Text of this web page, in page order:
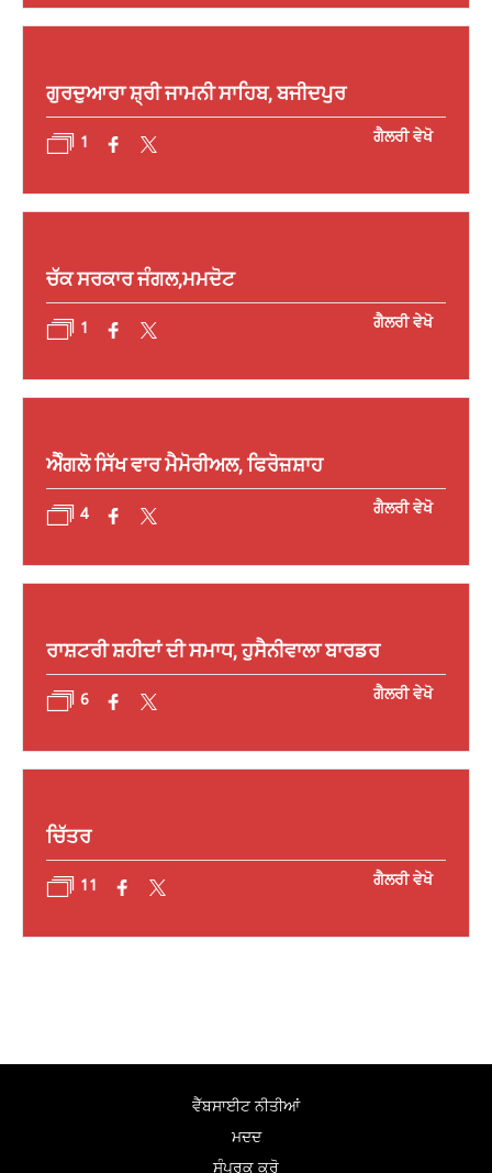
ਗੁਰਦੁਆਰਾ ਸ਼੍ਰੀ ਜਾਮਨੀ ਸਾਹਿਬ, ਬਜੀਦਪੁਰ
1 ਗੈਲਰੀ ਵੇਖੋ
ਚੱਕ ਸਰਕਾਰ ਜੰਗਲ,ਮਮਦੋਟ
1 ਗੈਲਰੀ ਵੇਖੋ
ਐੰਗਲੋ ਸਿੱਖ ਵਾਰ ਮੈਮੋਰੀਅਲ, ਫਿਰੋਜ਼ਸ਼ਾਹ
4 ਗੈਲਰੀ ਵੇਖੋ
ਰਾਸ਼ਟਰੀ ਸ਼ਹੀਦਾਂ ਦੀ ਸਮਾਧ, ਹੁਸੈਨੀਵਾਲਾ ਬਾਰਡਰ
6 ਗੈਲਰੀ ਵੇਖੋ
ਚਿੱਤਰ
11 ਗੈਲਰੀ ਵੇਖੋ
ਵੈੱਬਸਾਈਟ ਨੀਤੀਆਂ
ਮਦਦ
ਸੰਪਰਕ ਕਰੋ